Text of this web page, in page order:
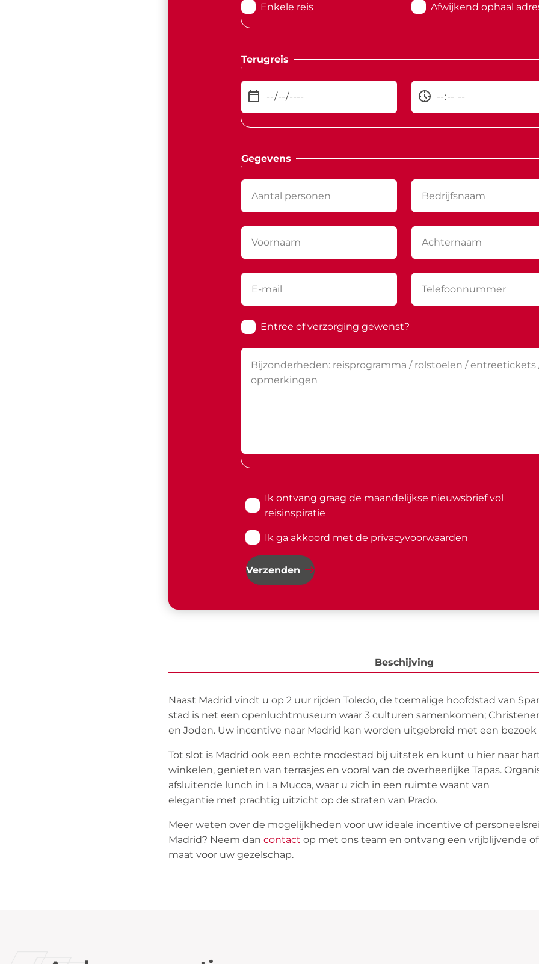
Enkele reis Afwijkend ophaal
Terugreis
Gegevens
Entree of verzorging gewenst?
Ik ontvang graag de maandelijkse nieuwsbrief vol
reisinspiratie
Ik ga akkoord met de privacyvoorwaarden
Verzenden
Beschijving
Naast Madrid vindt u op 2 uur rijden Toledo, de toemalige hoofdstad van
stad is net een openluchtmuseum waar 3 culturen samenkomen;
en Joden. Uw incentive naar Madrid kan worden uitgebreid met een bezoek
Tot slot is Madrid ook een echte modestad bij uitstek en kunt u hier naar
winkelen, genieten van terrasjes en vooral van de overheerlijke Tapas.
afsluitende lunch in La Mucca, waar u zich in een ruimte waant van
elegantie met prachtig uitzicht op de straten van Prado.
Meer weten over de mogelijkheden voor uw ideale incentive of
Madrid? Neem dan contact op met ons team en ontvang een vrijblijvende
maat voor uw gezelschap.